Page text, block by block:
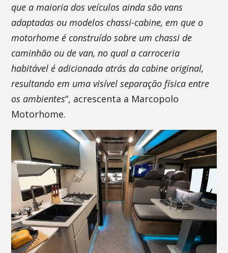
que a maioria dos veículos ainda são vans
adaptadas ou modelos chassi-cabine, em que o
motorhome é construído sobre um chassi de
caminhão ou de van, no qual a carroceria
habitável é adicionada atrás da cabine original,
resultando em uma visível separação física entre
os ambientes“, acrescenta a Marcopolo
Motorhome.